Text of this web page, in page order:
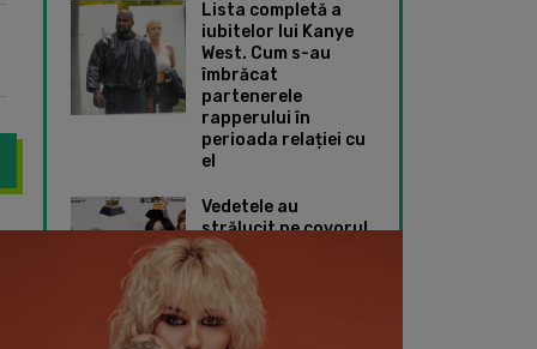
Lista completă a
iubitelor lui Kanye
West. Cum s-au
îmbrăcat
partenerele
rapperului în
perioada relației cu
el
Vedetele au
strălucit pe covorul
roșu de la Premiile
Grammy 2024. Ce
ținute speciale au
ales Taylor Swift și
Dua Lipa
11 actori trecuți de prima tinerețe care au primit roluri de